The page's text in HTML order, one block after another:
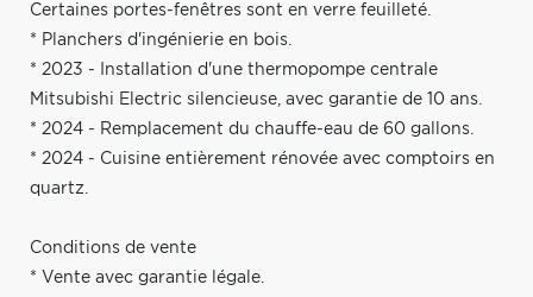
Certaines portes-fenêtres sont en verre feuilleté.
* Planchers d'ingénierie en bois.
* 2023 - Installation d'une thermopompe centrale
Mitsubishi Electric silencieuse, avec garantie de 10 ans.
* 2024 - Remplacement du chauffe-eau de 60 gallons.
* 2024 - Cuisine entièrement rénovée avec comptoirs en
quartz.
Conditions de vente
* Vente avec garantie légale.